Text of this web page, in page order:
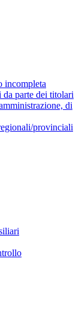
incompleta
parte dei titolari
di
provinciali